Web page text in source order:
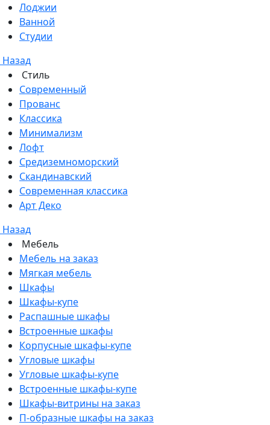
Лоджии
Ванной
Студии
Назад
Стиль
Современный
Прованс
Классика
Минимализм
Лофт
Средиземноморский
Скандинавский
Современная классика
Арт Деко
Назад
Мебель
Мебель на заказ
Мягкая мебель
Шкафы
Шкафы-купе
Распашные шкафы
Встроенные шкафы
Корпусные шкафы-купе
Угловые шкафы
Угловые шкафы-купе
Встроенные шкафы-купе
Шкафы-витрины на заказ
П-образные шкафы на заказ